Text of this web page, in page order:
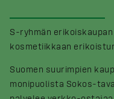
S-ryhmän
kosmetiikkaan
Suomen suurimpien
monipuolista Sokos-